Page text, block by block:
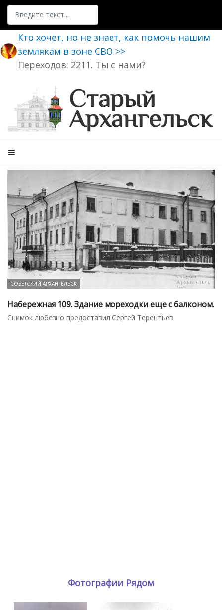
Поиск
Кто хочет, но не знает, как помочь нашим
землякам в зоне СВО >>
Переходов: 2211. Ты с нами?
СОВЕТСКИЙ АРХАНГЕЛЬСК
Набережная 109. Здание мореходки еще с балконом.
Снимок любезно предоставил Сергей Терентьев
Фотографии Рядом